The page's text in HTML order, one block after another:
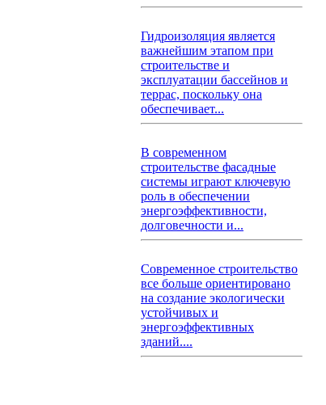
Гидроизоляция является
важнейшим этапом при
строительстве и
эксплуатации бассейнов и
террас, поскольку она
обеспечивает...
В современном
строительстве фасадные
системы играют ключевую
роль в обеспечении
энергоэффективности,
долговечности и...
Современное строительство
все больше ориентировано
на создание экологически
устойчивых и
энергоэффективных
зданий....